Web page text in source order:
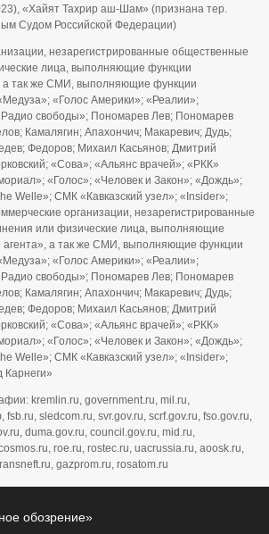
«Хайят Тахрир аш-Шам» (признана тер.
Судом Российской Федерации)
незарегистрированные общественные
лица, выполняющие функции
а так же СМИ, выполняющие функции
«Голос Америки»; «Реалии»;
свободы»; Пономарев Лев; Пономарев
Камалягин; Апахончич; Макаревич; Дудь;
Федоров; Михаил Касьянов; Дмитрий
«Сова»; «Альянс врачей»; «РКК»
«Голос»; «Человек и Закон»; «Дождь»;
Welle»; СМК «Кавказский узел»; «Insider»;
организации, незарегистрированные
или физические лица, выполняющие
агента», а так же СМИ, выполняющие функции
«Голос Америки»; «Реалии»;
свободы»; Пономарев Лев; Пономарев
Камалягин; Апахончич; Макаревич; Дудь;
Федоров; Михаил Касьянов; Дмитрий
«Сова»; «Альянс врачей»; «РКК»
«Голос»; «Человек и Закон»; «Дождь»;
Welle»; СМК «Кавказский узел»; «Insider»;
Карнеги»
kremlin.ru, government.ru, mil.ru,
sledcom.ru, svr.gov.ru, scrf.gov.ru, fso.gov.ru,
duma.gov.ru, council.gov.ru, mid.ru,
roe.ru, rostec.ru, uacrussia.ru, aoosk.ru,
gazprom.ru, rosatom.ru
обозрение»